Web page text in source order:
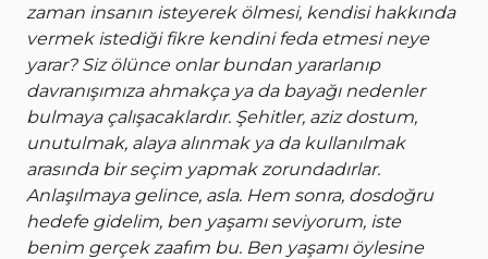
zaman insanın isteyerek ölmesi, kendisi hakkında
vermek istediği fikre kendini feda etmesi neye
yarar? Siz ölünce onlar bundan yararlanıp
davranışımıza ahmakça ya da bayağı nedenler
bulmaya çalışacaklardır. Şehitler, aziz dostum,
unutulmak, alaya alınmak ya da kullanılmak
arasında bir seçim yapmak zorundadırlar.
Anlaşılmaya gelince, asla. Hem sonra, dosdoğru
hedefe gidelim, ben yaşamı seviyorum, iste
benim gerçek zaafım bu. Ben yaşamı öylesine